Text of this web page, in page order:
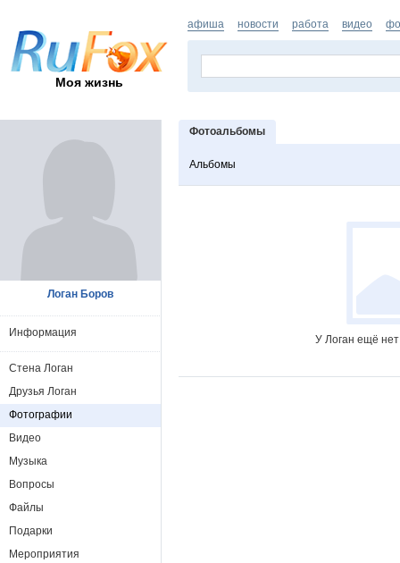
Моя жизнь
афиша новости работа видео
Фотоальбомы
Альбомы
У Логан ещё
Логан Боров
Информация
Стена Логан
Друзья Логан
Фотографии
Видео
Музыка
Вопросы
Файлы
Подарки
Мероприятия